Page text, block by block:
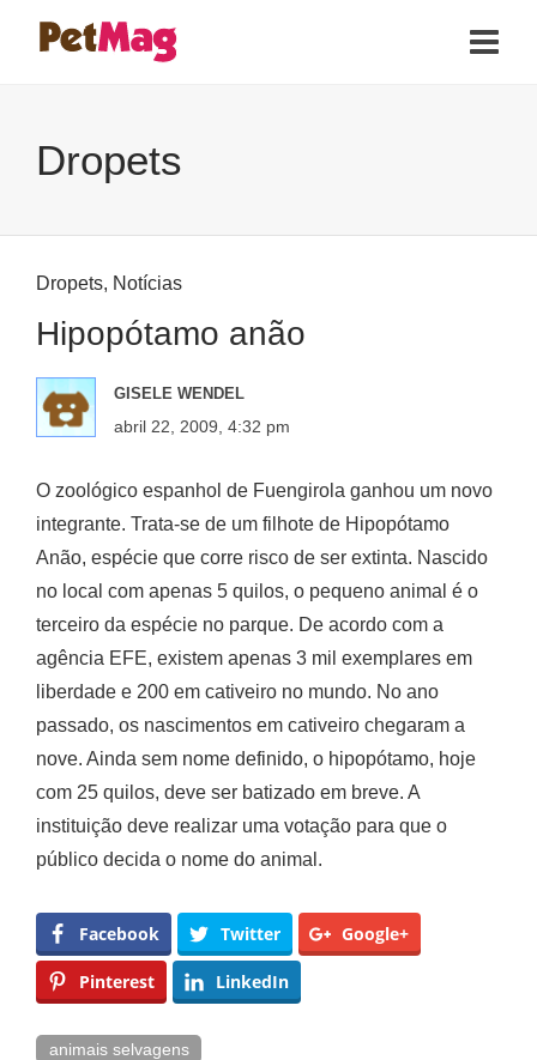
Dropets
Dropets, Notícias
Hipopótamo anão
GISELE WENDEL
abril 22, 2009, 4:32 pm
O zoológico espanhol de Fuengirola ganhou um novo
integrante. Trata-se de um filhote de Hipopótamo
Anão, espécie que corre risco de ser extinta. Nascido
no local com apenas 5 quilos, o pequeno animal é o
terceiro da espécie no parque. De acordo com a
agência EFE, existem apenas 3 mil exemplares em
liberdade e 200 em cativeiro no mundo. No ano
passado, os nascimentos em cativeiro chegaram a
nove. Ainda sem nome definido, o hipopótamo, hoje
com 25 quilos, deve ser batizado em breve. A
instituição deve realizar uma votação para que o
público decida o nome do animal.
Facebook Twitter Google+
Pinterest LinkedIn
animais selvagens